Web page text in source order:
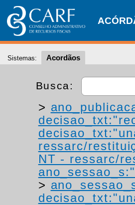
Sistemas: Acordãos
Busca:
>
ressarc/
NT - ressarc/
>